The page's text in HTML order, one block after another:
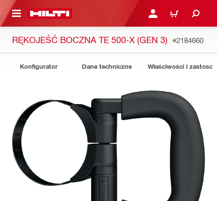
GŁÓWNEJ ZALOGUJ SIĘ LUB
KOSZYK
RĘKOJEŚĆ BOCZNA TE 500-X (GEN 3) #2184660
Konfigurator Dane techniczne Właściwości i